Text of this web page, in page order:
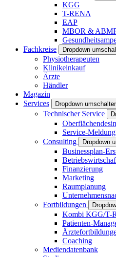
KGG
T-RENA
EAP
MBOR &
Fachkreise
Dropdown
Physiotherapeuten
Klinikeinkauf
Ärzte
Händler
Magazin
Services
Dropdown
Technischer Service
Service-Meldung
Consulting
Dropdown
Businessplan-
Finanzierung
Marketing
Raumplanung
Fortbildungen
Kombi KGG/T-
Patienten-
Coaching
Mediendatenbank